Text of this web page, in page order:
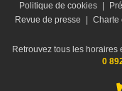
Politique de cookies
Revue de presse
Charte
Retrouvez tous les horaires
0